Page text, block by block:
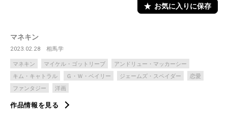
お気に入りに保存
マネキン
2023.02.28 相馬学
マネキン マイケル・ゴットリーブ
アンドリュー・マッカーシー
キム・キャトラル
Ｇ・Ｗ・ベイリー ジェームズ・スペイダー
恋愛
ファンタジー
洋画
作品情報を見る